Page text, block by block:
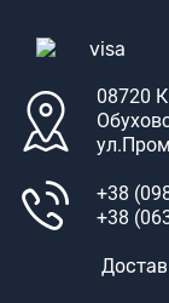
08720
+38
+38